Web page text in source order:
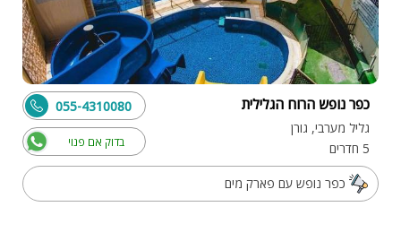
כפר נופש הרוח הגלילית
גליל מערבי, גורן
5 חדרים
בדוק אם פנוי
055-4310080
כפר נופש עם פארק מים